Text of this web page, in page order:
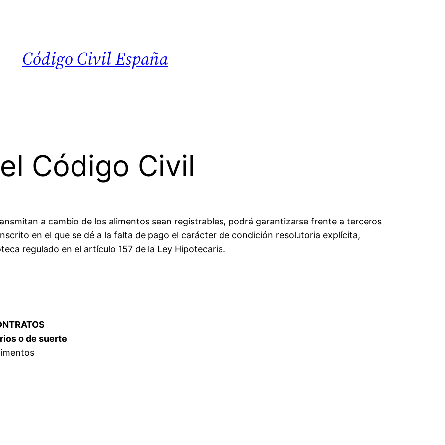
Código Civil España
Código Civil
a cambio de los alimentos sean registrables, podrá garantizarse frente a terceros
en el que se dé a la falta de pago el carácter de condición resolutoria explícita,
regulado en el artículo 157 de la Ley Hipotecaria.
o de suerte